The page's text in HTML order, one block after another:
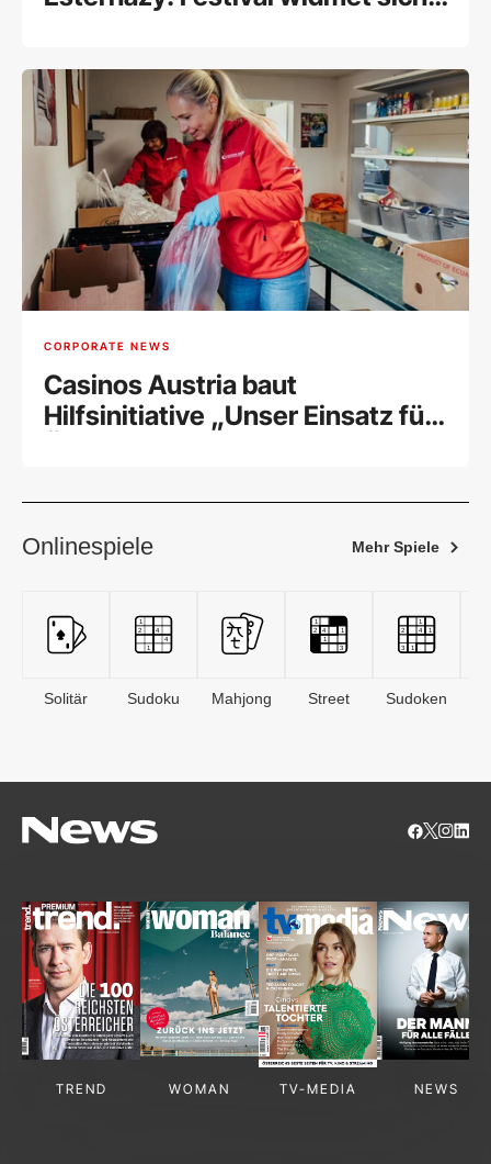
CORPORATE NEWS
Casinos Austria baut
Hilfsinitiative „Unser Einsatz für
Onlinespiele Mehr Spiele
Solitär Sudoku Mahjong Street Sudoken
TREND WOMAN TV-MEDIA NEWS